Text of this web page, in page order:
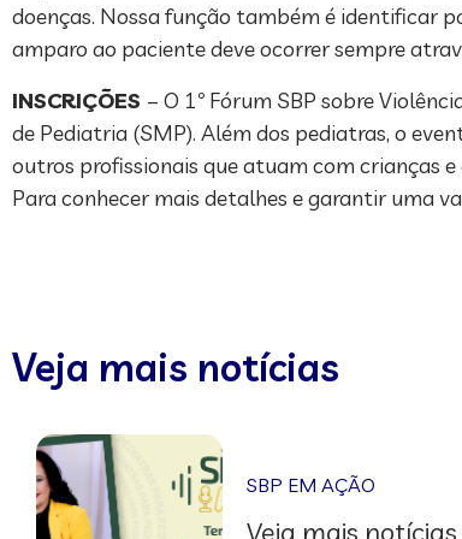
doenças. Nossa função também é identificar
amparo ao paciente deve ocorrer sempre
INSCRIÇÕES – O 1º Fórum SBP sobre
de Pediatria (SMP). Além dos pediatras, o
outros profissionais que atuam com crianças
Para conhecer mais detalhes e garantir uma
Veja mais notícias
SBP EM AÇÃO
Veja mais notícias